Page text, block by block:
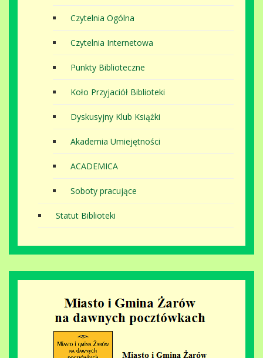
Czytelnia Ogólna
Czytelnia Internetowa
Punkty Biblioteczne
Koło Przyjaciół Biblioteki
Dyskusyjny Klub Książki
Akademia Umiejętności
ACADEMICA
Soboty pracujące
Statut Biblioteki